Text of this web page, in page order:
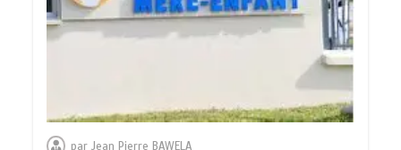
parJean Pierre BAWELA